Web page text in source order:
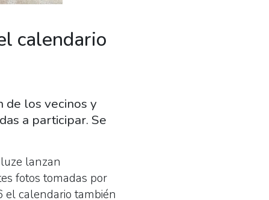
calendario
de los vecinos y
a participar. Se
lanzan
fotos tomadas por
el calendario también